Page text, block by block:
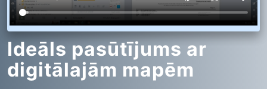
Ideāls pasūtījums ar
digitālajām mapēm